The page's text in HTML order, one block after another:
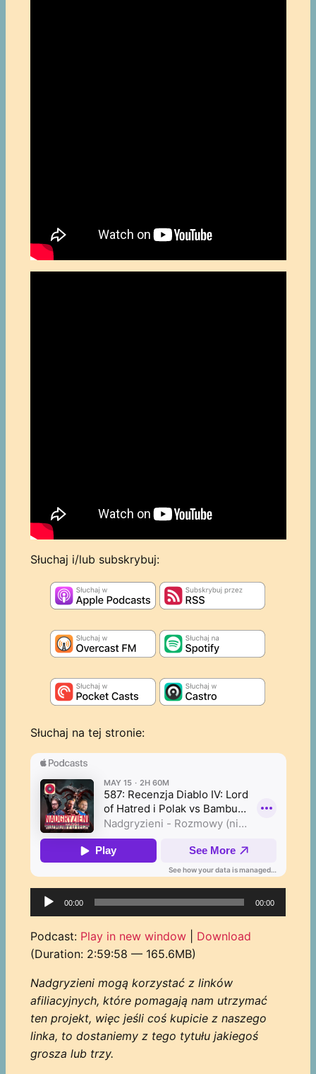
Słuchaj i/lub subskrybuj:
Słuchaj na tej stronie:
Odtwarzacz
plików
dźwiękowych
00:00 00:00
Podcast: Play in new window| Download
(Duration: 2:59:58 — 165.6MB)
Nadgryzieni mogą korzystać z linków
afiliacyjnych, które pomagają nam utrzymać
ten projekt, więc jeśli coś kupicie z naszego
linka, to dostaniemy z tego tytułu jakiegoś
grosza lub trzy.